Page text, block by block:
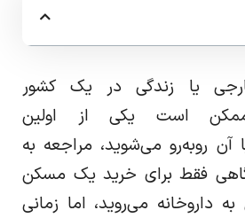
یا زندگی در یک کشور
ممکن است یکی از اولین
روبه‌رو می‌شوید، مراجعه به
فقط برای خرید یک مسکن
داروخانه می‌روید، اما زمانی